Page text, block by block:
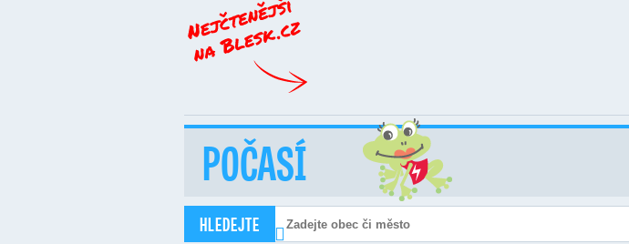
POČASÍ
HLEDEJTE